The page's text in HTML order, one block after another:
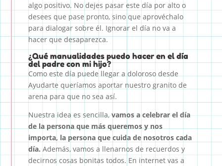
algo positivo. No dejes pasar este día por alto o
desees que pase pronto, sino que aprovéchalo
para dialogar sobre él. Ignorar el día no va a
hacer que desaparezca.
¿Qué manualidades puedo hacer en el día
del padre con mi hijo?
Como este día puede llegar a doloroso desde
Ayudarte queríamos aportar nuestro granito de
arena para que no sea así.
Nuestra idea es sencilla,vamos a celebrar el día
de la persona que más queremos y nos
importa, la persona que cuida de nosotros cada
día. Además, vamos a llenarnos de recuerdos y
decirnos cosas bonitas todos. En internet vas a